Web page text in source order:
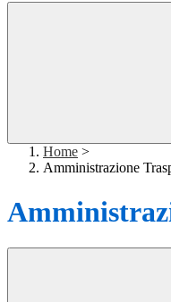
Home >
Amministrazione